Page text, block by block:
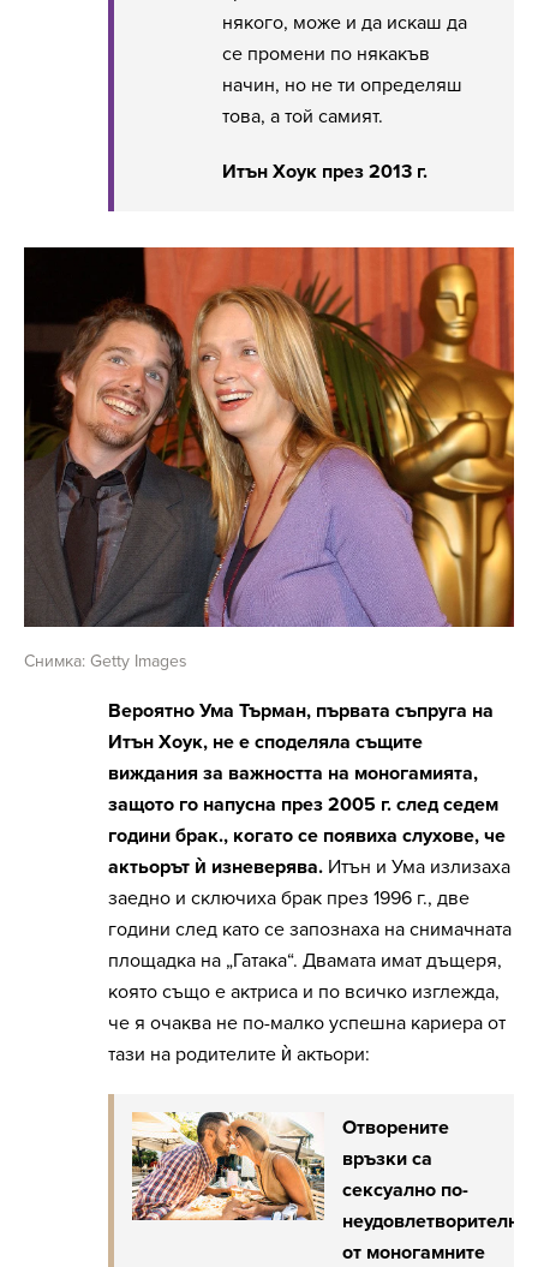
някого, може и да искаш да
се промени по някакъв
начин, но не ти определяш
това, а той самият.
Итън Хоук през 2013 г.
Снимка: Getty Images
Вероятно Ума Търман, първата съпруга на
Итън Хоук, не е споделяла същите
виждания за важността на моногамията,
защото го напусна през 2005 г. след седем
години брак., когато се появиха слухове, че
актьорът ѝ изневерява. Итън и Ума излизаха
заедно и сключиха брак през 1996 г., две
години след като се запознаха на снимачната
площадка на „Гатака“. Двамата имат дъщеря,
която също е актриса и по всичко изглежда,
че я очаква не по-малко успешна кариера от
тази на родителите ѝ актьори:
Отворените
връзки са
сексуално по-
неудовлетворителни
от моногамните